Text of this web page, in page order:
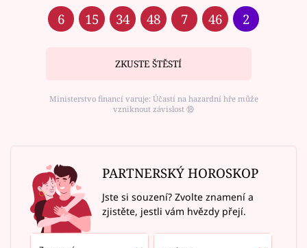
6 15 34 48 7 46 2
ZKUSTE ŠTĚSTÍ
Ministerstvo financí varuje: Účastí na hazardní hře může
vzniknout závislost ⑱
PARTNERSKÝ HOROSKOP
Jste si souzení? Zvolte znamení a
zjistěte, jestli vám hvězdy přejí.